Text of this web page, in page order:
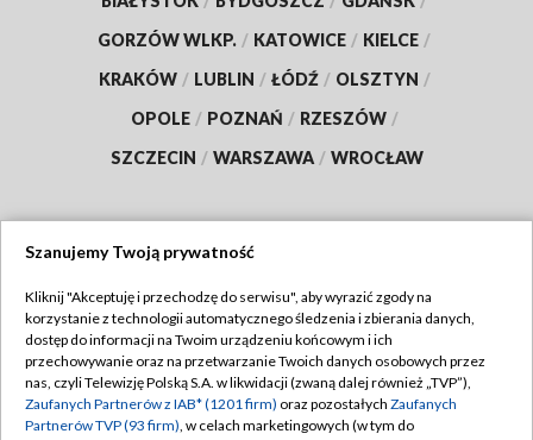
GORZÓW WLKP. / KATOWICE / KIELCE /
KRAKÓW / LUBLIN / ŁÓDŹ / OLSZTYN /
OPOLE / POZNAŃ / RZESZÓW /
SZCZECIN / WARSZAWA / WROCŁAW
TVP
Abonament TVP
Emisja w TVP
Regulamin TVP
Polityka prywatności
Szanujemy Twoją prywatność
Kliknij "Akceptuję i przechodzę do serwisu", aby wyrazić zgody na
korzystanie z technologii automatycznego śledzenia i zbierania danych,
dostęp do informacji na Twoim urządzeniu końcowym i ich
przechowywanie oraz na przetwarzanie Twoich danych osobowych przez
nas, czyli Telewizję Polską S.A. w likwidacji (zwaną dalej również „TVP”),
Zaufanych Partnerów z IAB* (1201 firm) oraz pozostałych Zaufanych
Partnerów TVP (93 firm), w celach marketingowych (w tym do